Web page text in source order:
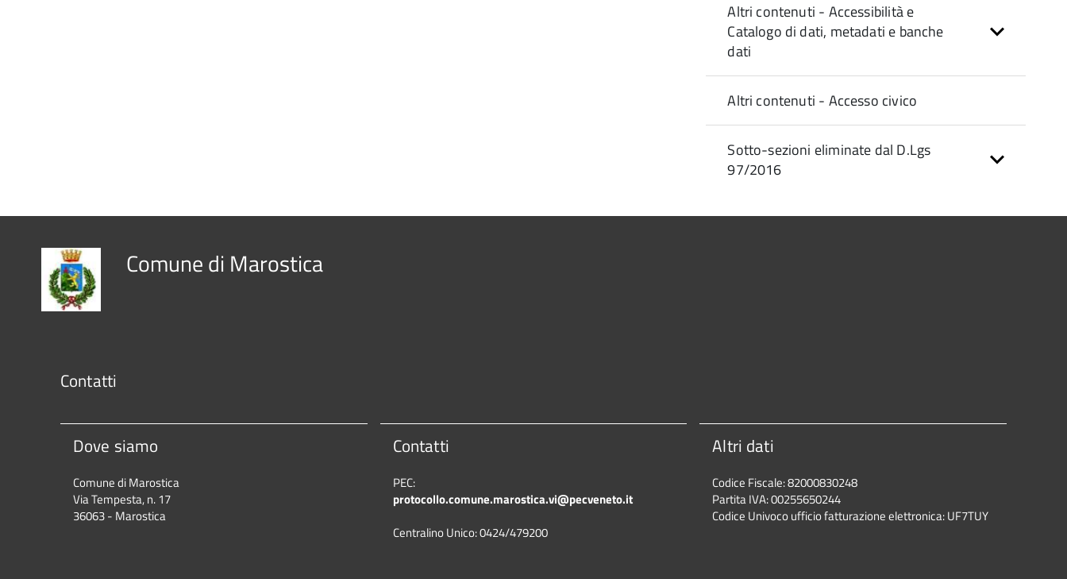
Altri contenuti - Accessibilità e
Catalogo di dati, metadati e banche
dati
Altri contenuti - Accesso civico
Sotto-sezioni eliminate dal D.Lgs
97/2016
Comune di Marostica
Contatti
Dove siamo
Comune di Marostica
Via Tempesta, n. 17
36063 - Marostica
Contatti
PEC:
protocollo.comune.marostica.vi@pecveneto.it
Centralino Unico: 0424/479200
Altri dati
Codice Fiscale: 82000830248
Partita IVA: 00255650244
Codice Univoco ufficio fatturazione elettronica: UF7TUY